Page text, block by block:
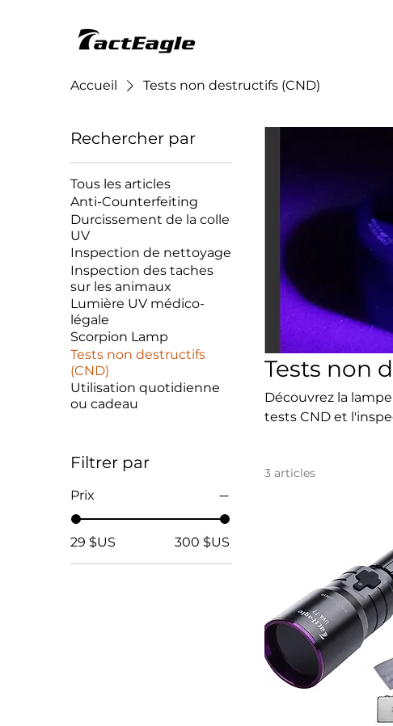
Accueil Tests non destructifs (CND)
Rechercher par
Tous les articles
Anti-Counterfeiting
Durcissement de la colle
UV
Inspection de nettoyage
Inspection des taches
sur les animaux
Lumière UV médico-
légale
Scorpion Lamp
Tests non destructifs
(CND)
Utilisation quotidienne
ou cadeau
Filtrer par
Prix
29 $US 300 $US
Tests non
Découvrez la
tests CND et
maintenance
3 articles